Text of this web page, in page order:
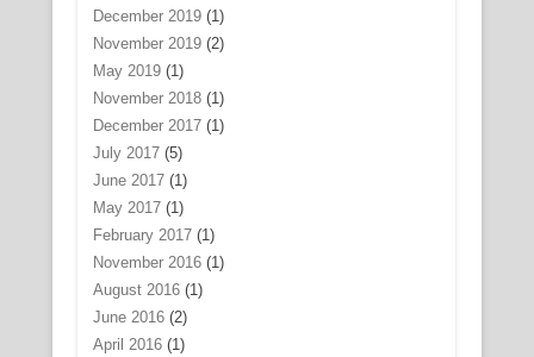
December 2019(1)
November 2019(2)
May 2019(1)
November 2018(1)
December 2017(1)
July 2017(5)
June 2017(1)
May 2017(1)
February 2017(1)
November 2016(1)
August 2016(1)
June 2016(2)
April 2016(1)